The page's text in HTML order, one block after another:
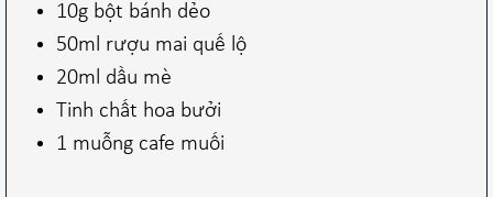
10g bột bánh dẻo
50ml rượu mai quế lộ
20ml dầu mè
Tinh chất hoa bưởi
1 muỗng cafe muối